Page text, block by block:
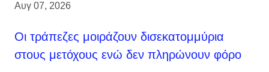
Αυγ 07, 2026
Οι τράπεζες μοιράζουν δισεκατομμύρια
στους μετόχους ενώ δεν πληρώνουν φόρο